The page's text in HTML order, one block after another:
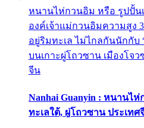
หนานไห่กวนอิม หรือ รูปปั้น
องค์เจ้าแม่กวนอิมความสูง
อยู่ริมทะเล ไม่ไกลกันนักกับ
บนเกาะผู่โถวซาน เมืองโจ
จีน
Nanhai Guanyin : หนานไ
ทะเลใต้, ผู่โถวซาน ประเทศ